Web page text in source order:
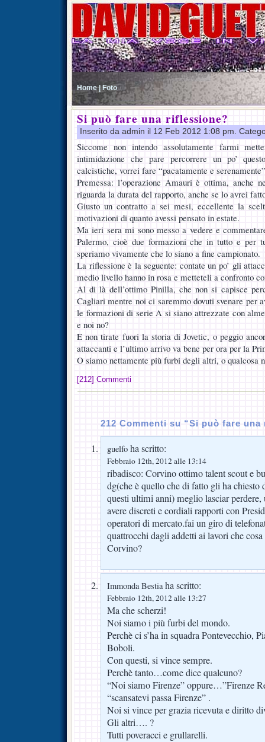
Home | Foto
Si può fare una riflessione?
Inserito da admin il 12 Feb 2012 1:08 pm.
Siccome non intendo assolutamente farmi
intimidazione che pare percorrere un po’
calcistiche, vorrei fare “pacatamente e
Premessa: l’operazione Amauri è ottima, anche
riguarda la durata del rapporto, anche se lo avrei
Giusto un contratto a sei mesi, eccellente la
motivazioni di quanto avessi pensato in estate.
Ma ieri sera mi sono messo a vedere e
Palermo, cioè due formazioni che in tutto e per
speriamo vivamente che lo siano a fine campionato.
La riflessione è la seguente: contate un po’ gli
medio livello hanno in rosa e metteteli a confronto
Al di là dell’ottimo Pinilla, che non si capisce
Cagliari mentre noi ci saremmo dovuti svenare per
le formazioni di serie A si siano attrezzate con
e noi no?
E non tirate fuori la storia di Jovetic, o peggio
attaccanti e l’ultimo arrivo va bene per ora per la
O siamo nettamente più furbi degli altri, o qualcosa
[212] Commenti
212 Commenti su “Si può fare
guelfo ha scritto:
Febbraio 12th, 2012 alle 13:14
ribadisco: Corvino ottimo talent scout e
dg(che è quello che di fatto gli ha chiesto
questi ultimi anni) meglio lasciar perdere,
avere discreti e cordiali rapporti con
operatori di mercato.fai un giro di
quattrocchi dagli addetti ai lavori che
Corvino?
Immonda Bestiaha scritto:
Febbraio 12th, 2012 alle 13:27
Ma che scherzi!
Noi siamo i più furbi del mondo.
Perchè ci s’ha in squadra Pontevecchio,
Boboli.
Con questi, si vince sempre.
Perchè tanto…come dice qualcuno?
“Noi siamo Firenze” oppure…”Firenze
“scansatevi passa Firenze” .
Noi si vince per grazia ricevuta e diritto
Gli altri…. ?
Tutti poveracci e grullarelli.